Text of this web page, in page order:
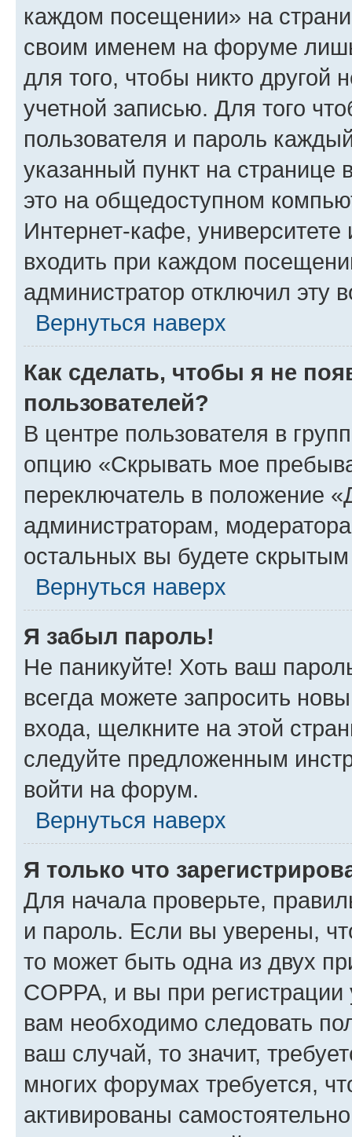
каждом посещении» на
своим именем на форуме
для того, чтобы никто другой
учетной записью. Для того
пользователя и пароль
указанный пункт на
это на общедоступном
Интернет-кафе, университете
входить при каждом
администратор отключил эту
Вернуться наверх
Как сделать, чтобы я не
пользователей?
В центре пользователя в
опцию «Скрывать мое
переключатель в положение
администраторам,
остальных вы будете
Вернуться наверх
Я забыл пароль!
Не паникуйте! Хоть ваш
всегда можете запросить
входа, щелкните на этой
следуйте предложенным
войти на форум.
Вернуться наверх
Я только что
Для начала проверьте,
и пароль. Если вы уверены,
то может быть одна из двух
COPPA, и вы при
вам необходимо следовать
ваш случай, то значит,
многих форумах требуется,
активированы